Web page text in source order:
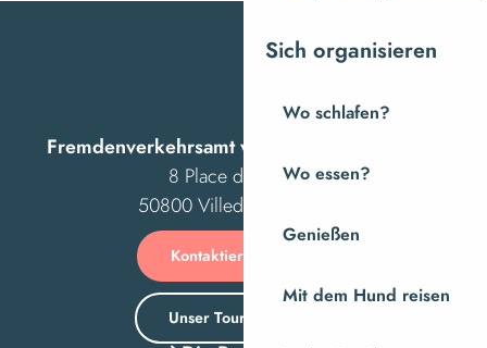
Sich organisieren
Wo schlafen?
Wo essen?
Genießen
Mit dem Hund reisen
Fremdenverkehrsamt von Villedieu Intercom
8 Place des Costils
50800 Villedieu-les-Poêles
Kontaktieren Sie uns
Unser Tourismusbüro